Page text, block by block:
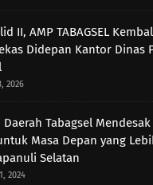
II, AMP TABAGSEL
Didepan Kantor Dinas
2026
Daerah Tabagsel
Masa Depan yang
Selatan
2024